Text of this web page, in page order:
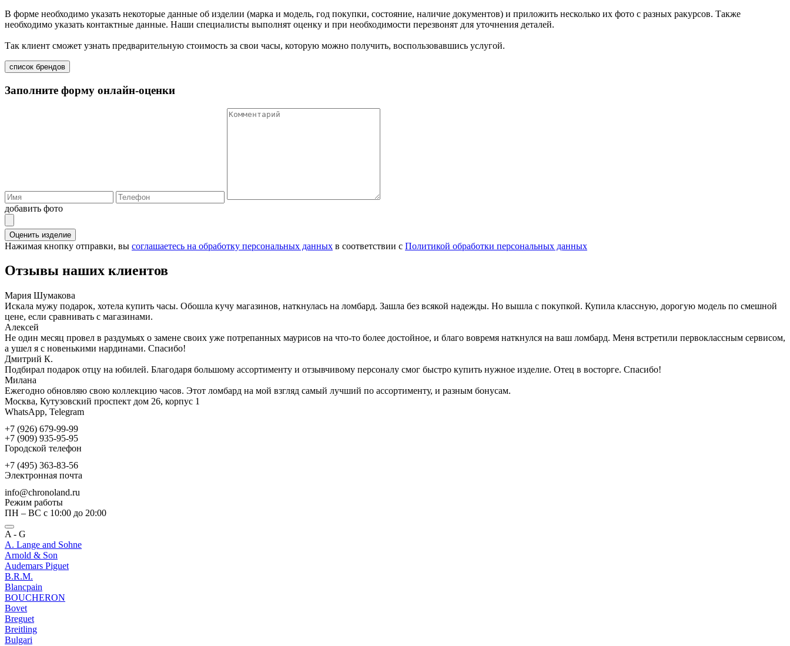
В форме необходимо указать некоторые данные об изделии (марка и модель, год покупки, состояние, наличие документов) и приложить несколько их фото с разных ракурсов. Также
необходимо указать контактные данные. Наши специалисты выполнят оценку и при необходимости перезвонят для уточнения деталей.
Так клиент сможет узнать предварительную стоимость за свои часы, которую можно получить, воспользовавшись услугой.
список брендов
Заполните форму онлайн-оценки
добавить фото
Оценить изделие
Нажимая кнопку отправки, вы соглашаетесь на обработку персональных данных в соответствии с Политикой обработки персональных данных
Отзывы наших клиентов
Мария Шумакова
Искала мужу подарок, хотела купить часы. Обошла кучу магазинов, наткнулась на ломбард. Зашла без всякой надежды. Но вышла с покупкой. Купила классную, дорогую модель по смешной
цене, если сравнивать с магазинами.
Алексей
Не один месяц провел в раздумьях о замене своих уже потрепанных маурисов на что-то более достойное, и благо вовремя наткнулся на ваш ломбард. Меня встретили первоклассным сервисом,
а ушел я с новенькими нардинами. Спасибо!
Дмитрий К.
Подбирал подарок отцу на юбилей. Благодаря большому ассортименту и отзывчивому персоналу смог быстро купить нужное изделие. Отец в восторге. Спасибо!
Милана
Ежегодно обновляю свою коллекцию часов. Этот ломбард на мой взгляд самый лучший по ассортименту, и разным бонусам.
Москва, Кутузовский проспект дом 26, корпус 1
WhatsApp, Telegram
+7 (926) 679-99-99
+7 (909) 935-95-95
Городской телефон
+7 (495) 363-83-56
Электронная почта
info@chronoland.ru
Режим работы
ПН – ВС с 10:00 до 20:00
A - G
A. Lange and Sohne
Arnold & Son
Audemars Piguet
B.R.M.
Blancpain
BOUCHERON
Bovet
Breguet
Breitling
Bulgari